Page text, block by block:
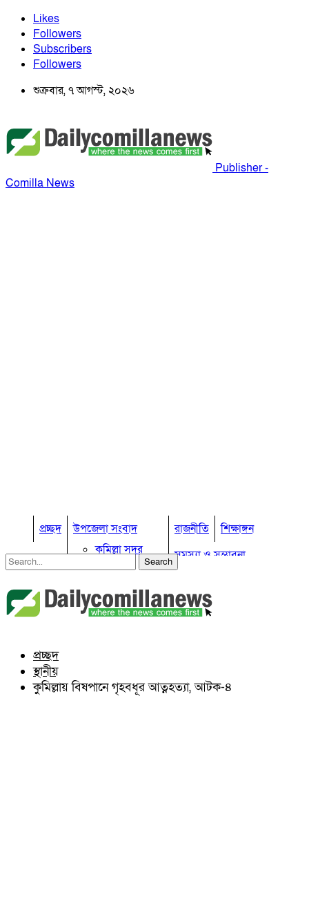
Likes
Followers
Subscribers
Followers
শুক্রবার, ৭ আগস্ট, ২০২৬
Publisher -
Comilla News
প্রচ্ছদ
উপজেলা সংবাদ
কুমিল্লা সদর
কুমিল্লা সদর দক্ষিণ
ব্রাহ্মণপাড়া
লাকসাম
লালমাই
রাজনীতি
শিক্ষাঙ্গন
সমস্যা ও সম্ভাবনা
কুমিল্লা ভোটের হাওয়া
কুমিল্লার ঐতিহ্য
প্রচ্ছদ
স্থানীয়
কুমিল্লায় বিষপানে গৃহবধূর আত্নহত্যা, আটক-৪